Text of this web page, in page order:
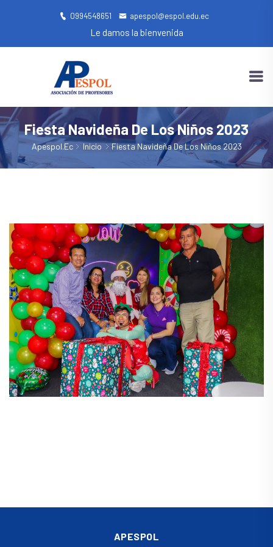
0994548651 apespol@espol.edu.ec
Le damos la bienvenida
Fiesta Navideña De Los Niños 2023
Apespol.ec Inicio Fiesta Navideña De Los Niños 2023
APESPOL